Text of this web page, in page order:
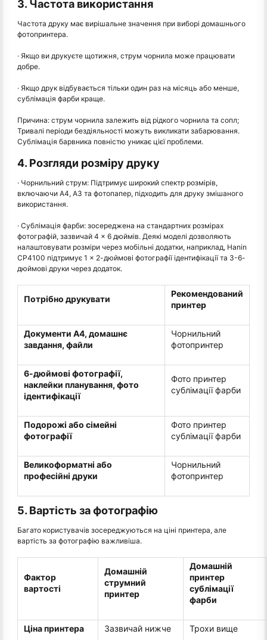
3. Частота використання
Частота друку має вирішальне значення при виборі домашнього
фотопринтера.
· Якщо ви друкуєте щотижня, струм чорнила може працювати
добре.
· Якщо друк відбувається тільки один раз на місяць або менше,
сублімація фарби краще.
Причина: струм чорнила залежить від рідкого чорнила та сопл;
Тривалі періоди бездіяльності можуть викликати забарювання.
Сублімація барвника повністю уникає цієї проблеми.
4. Розгляди розміру друку
· Чорнильний струм: Підтримує широкий спектр розмірів,
включаючи A4, A3 та фотопапер, підходить для друку змішаного
використання.
· Сублімація фарби: зосереджена на стандартних розмірах
фотографій, зазвичай 4 × 6 дюймів. Деякі моделі дозволяють
налаштовувати розміри через мобільні додатки, наприклад, Hanin
CP4100 підтримує 1 × 2-дюймові фотографії ідентифікації та 3-6-
дюймові друки через додаток.
Потрібно друкувати
Рекомендований
принтер
Документи A4, домашнє
завдання, файли
Чорнильний
фотопринтер
6-дюймові фотографії,
наклейки планування, фото
ідентифікації
Фото принтер
сублімації фарби
Подорожі або сімейні
фотографії
Фото принтер
сублімації фарби
Великоформатні або
професійні друки
Чорнильний
фотопринтер
5. Вартість за фотографію
Багато користувачів зосереджуються на ціні принтера, але
вартість за фотографію важливіша.
Фактор
вартості
Домашній
струмний
принтер
Домашній
принтер
сублімації
фарби
Ціна принтера Зазвичай нижче Трохи вище